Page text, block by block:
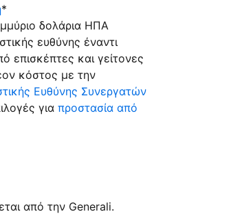
*
δολάρια ΗΠΑ
ευθύνης έναντι
επισκέπτες και γείτονες
κόστος με την
Ευθύνης Συνεργατών
γιαπροστασία από
από την Generali.